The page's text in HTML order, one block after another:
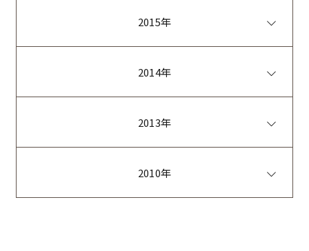
2015年
2014年
2013年
2010年